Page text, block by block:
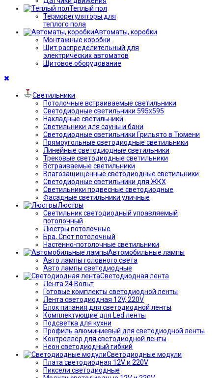
Теплый пол
Терморегуляторы для
теплого пола
Автоматы, коробки
Монтажные коробки
Щит распределительный для
электрических автоматов
Щитовое оборудование
Светильники
Потолочные встраиваемые светильники
Светодиодные светильники 595х595
Накладные светильники
Светильники для сауны и бани
Светодиодные светильники Грильято в Тюмени
Прямоугольные светодиодные светильники
Линейные светодиодные светильники
Трековые светодиодные светильники
Встраиваемые светильники
Влагозащищённые светодиодные светильники
Светодиодные светильники для ЖКХ
Светильники подвесные светодиодные
Фасадные светильники уличные
Люстры
Светильник светодиодный управляемый
потолочный
Люстры потолочные
Бра, Спот потолочный
Настенно-потолочные светильники
Автомобильные лампы
Авто лампы головного света
Авто лампы светодиодные
Светодиодная лента
Лента 24 Вольт
Готовые комплекты светодиодной ленты
Лента светодиодная 12V, 220V
Блок питания для светодиодной ленты
Комплектующие для Led ленты
Подсветка для кухни
Профиль алюминиевый для светодиодной ленты
Контроллер для светодиодной ленты
Неон светодиодный гибкий
Светодиодные модули
Плата светодиодная 12V и 220V
Пиксели светодиодные